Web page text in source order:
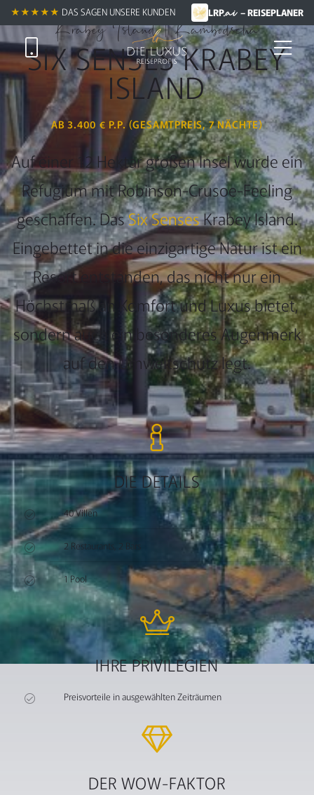
★★★★★ DAS SAGEN UNSERE KUNDEN LRP.ai – REISEPLANER
★★★★★ +
Krabey Island | Kambodscha
SIX SENSES KRABEY
ISLAND
AB 3.400 € P.P. (GESAMTPREIS, 7 NÄCHTE)
Auf einer 12 Hektar großen Insel wurde ein
Refugium mit Robinson-Crusoe-Feeling
geschaffen. DasSix SensesKrabey Island.
Eingebettet in die einzigartige Natur ist ein
Resort entstanden, das nicht nur ein
Höchstmaß an Komfort und Luxus bietet,
sondern auch ein besonderes Augenmerk
auf den Umweltschutz legt.
DIE DETAILS
40 Villen
2 Restaurants, 2 Bars
1 Pool
IHRE PRIVILEGIEN
Preisvorteile in ausgewählten Zeiträumen
DER WOW-FAKTOR